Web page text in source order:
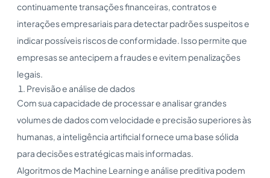
continuamente transações financeiras, contratos e
interações empresariais para detectar padrões suspeitos e
indicar possíveis riscos de conformidade. Isso permite que
empresas se antecipem a fraudes e evitem penalizações
legais.
Previsão e análise de dados
Com sua capacidade de processar e analisar grandes
volumes de dados com velocidade e precisão superiores às
humanas, a inteligência artificial fornece uma base sólida
para decisões estratégicas mais informadas.
Algoritmos de Machine Learning e análise preditiva podem